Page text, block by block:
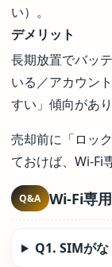
い）。
デメリット
長期放置でバッ
いる／アカウン
すい」傾向があり
売却前に「ロッ
ておけば、Wi-Fi
Q&A Wi-Fi専
Q1. SIMがな